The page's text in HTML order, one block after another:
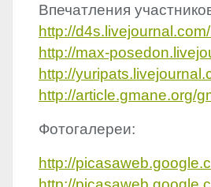
Впечатления
http://
http://max-
http://
http://article.gmane.org/
Фотогалереи:
http://